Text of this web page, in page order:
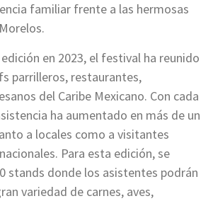
familiar frente a las hermosas
en 2023, el festival ha reunido
parrilleros, restaurantes,
del Caribe Mexicano. Con cada
ha aumentado en más de un
a locales como a visitantes
Para esta edición, se
stands donde los asistentes podrán
variedad de carnes, aves,